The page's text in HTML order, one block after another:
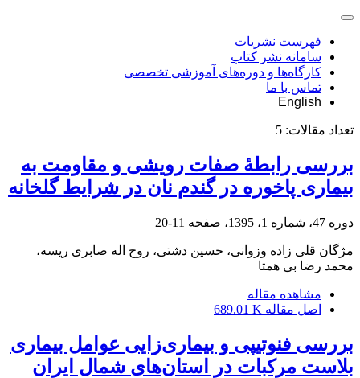
فهرست نشریات
سامانه نشر کتاب
کارگاه‌ها و دوره‌های آموزشی تخصصی
تماس با ما
English
تعداد مقالات: 5
بررسی رابطۀ صفات رویشی و مقاومت به
بیماری پاخوره در گندم نان در شرایط گلخانه
دوره 47، شماره 1، 1395، صفحه 11-20
مژگان قلی زاده وزوانی، حسین دشتی، روح اله صابری ریسه،
محمد رضا بی همتا
مشاهده مقاله
اصل مقاله 689.01 K
بررسی فنوتیپی و بیماری‌زایی عوامل بیماری
بلاست مرکبات در استان‌های شمال ایران